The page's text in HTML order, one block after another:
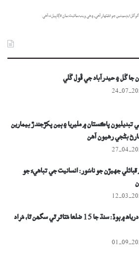
گوگل ايڊسينس جو اشتهار آهي، ۽ هي ويب سائيٽ سان لاڳاپيل نه آهي.
جا گُل ۽ حيدرآباد جي ڦُول گَلي
24-07-
تبديليون پاڪستان ۾ مليريا ۽ ٻين پکڙجندڙ بيمارين
بڻجي رهيون آهن
27-04-
جهيڙن جو ناسُور: انسانيت جي تباهيءَ جو
12-03-
سنڌو درياھ ۾ ٻوڏ: سنڌ جا 15 ضلعا مُتاثر ٿي سگھن ٿا، مُراد
01-09-